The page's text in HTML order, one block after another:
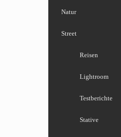
Natur
Street
Reisen
Lightroom
Testberichte
Stative